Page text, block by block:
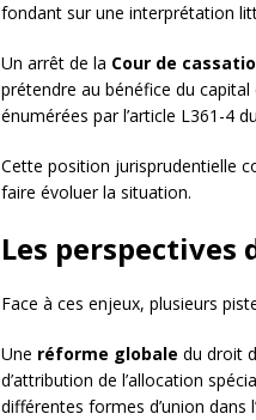
fondant sur une interprétation
Un arrêt de la Cour de
prétendre au bénéfice du capital
énumérées par l’article L361-4
Cette position jurisprudentielle
faire évoluer la situation.
Les perspectives
Face à ces enjeux, plusieurs
Une réforme globale du droit
d’attribution de l’allocation
différentes formes d’union dans